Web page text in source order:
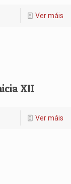
Ver máis
XII
Ver máis